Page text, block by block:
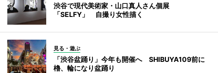
渋谷で現代美術家・山口真人さん個展
「SELFY」 自撮り女性描く
見る・遊ぶ
「渋谷盆踊り」今年も開催へ SHIBUYA109前に
櫓、輪になり盆踊り